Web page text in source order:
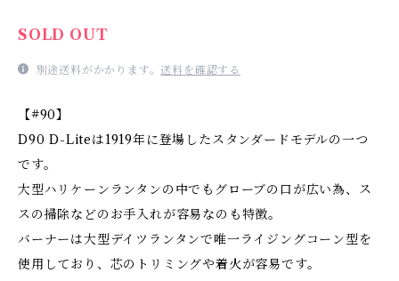
SOLD OUT
別途送料がかかります。送料を確認する
【#90】
D90 D-Liteは1919年に登場したスタンダードモデルの一つ
です。
大型ハリケーンランタンの中でもグローブの口が広い為、ス
スの掃除などのお手入れが容易なのも特徴。
バーナーは大型デイツランタンで唯一ライジングコーン型を
使用しており、芯のトリミングや着火が容易です。